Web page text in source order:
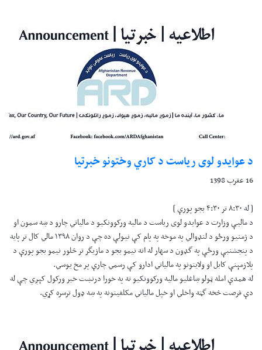
د عوايدو لوی رياست د کاري وختونو خبرتيا
16 عقرب 1398
[ له ۸:۳۰ تر ۴:۳۰ بجو پورې ]
د ماليې وزارت د عوايدو لوی رياست د ماليه ورکوونکيو د مالياتي چارو د ښه سمون او
د ژمنيو ورځو د لنډوالي په موخه په پام کې نيولې ده چې د روان ۱۳۹۸ مالي کال تر پايه
د پنجشنبې ورځې په گډون د سهار له اته نيمو بجو د مازيگر تر څلور نيمو بجو پورې د
پلازمېنې کابل او ولايتونو په مالياتي ادارو کې رسمي چارې پر مخ يوسي.
له همدې امله ټولو ښاغليو ماليه ورکوونکيو ته په خورا درنښت خبر ورکول کېږي چې له
دې فرصت څخه گټه واخلي او خپل مالياتي مکلفيتونه په ښه ډول ترسره کړي.